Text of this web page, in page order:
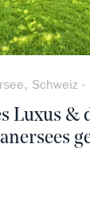
Schweiz
Luxus &